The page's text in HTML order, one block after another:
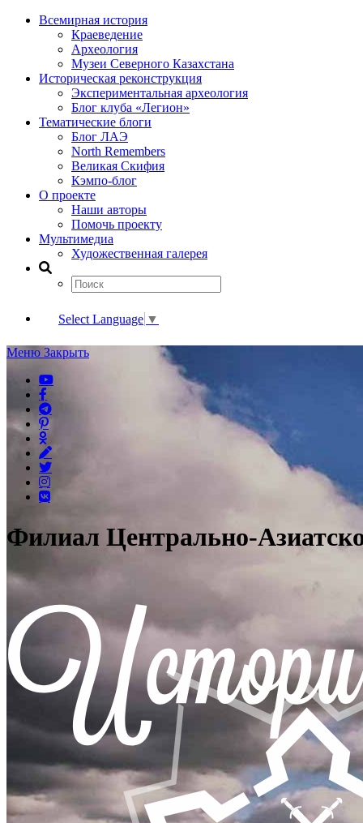
Всемирная история
Краеведение
Археология
Музеи Северного Казахстана
Историческая реконструкция
Экспериментальная археология
Блог клуба «Легион»
Тематические блоги
Блог ЛАЭ
North Remembers
Великая Скифия
Кэмпо-блог
О проекте
Наши авторы
Помочь проекту
Мультимедиа
Художественная галерея
Select Language ▼
Меню Закрыть
Филиал Центрально-